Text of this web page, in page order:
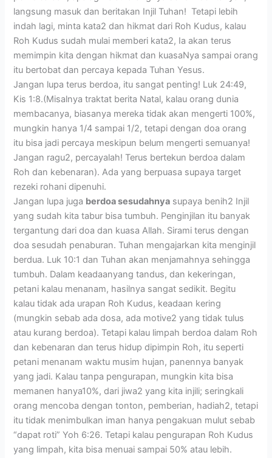
langsung masuk dan beritakan Injil Tuhan! Tetapi lebih
indah lagi, minta kata2 dan hikmat dari Roh Kudus, kalau
Roh Kudus sudah mulai memberi kata2, Ia akan terus
memimpin kita dengan hikmat dan kuasaNya sampai orang
itu bertobat dan percaya kepada Tuhan Yesus.
Jangan lupa terus berdoa, itu sangat penting! Luk 24:49,
Kis 1:8.(Misalnya traktat berita Natal, kalau orang dunia
membacanya, biasanya mereka tidak akan mengerti 100%,
mungkin hanya 1/4 sampai 1/2, tetapi dengan doa orang
itu bisa jadi percaya meskipun belum mengerti semuanya!
Jangan ragu2, percayalah! Terus bertekun berdoa dalam
Roh dan kebenaran). Ada yang berpuasa supaya target
rezeki rohani dipenuhi.
Jangan lupa juga berdoa sesudahnya supaya benih2 Injil
yang sudah kita tabur bisa tumbuh. Penginjilan itu banyak
tergantung dari doa dan kuasa Allah. Sirami terus dengan
doa sesudah penaburan. Tuhan mengajarkan kita menginjil
berdua. Luk 10:1 dan Tuhan akan menjamahnya sehingga
tumbuh. Dalam keadaanyang tandus, dan kekeringan,
petani kalau menanam, hasilnya sangat sedikit. Begitu
kalau tidak ada urapan Roh Kudus, keadaan kering
(mungkin sebab ada dosa, ada motive2 yang tidak tulus
atau kurang berdoa). Tetapi kalau limpah berdoa dalam Roh
dan kebenaran dan terus hidup dipimpin Roh, itu seperti
petani menanam waktu musim hujan, panennya banyak
yang jadi. Kalau tanpa pengurapan, mungkin kita bisa
memanen hanya10%, dari jiwa2 yang kita injili; seringkali
orang mencoba dengan tonton, pemberian, hadiah2, tetapi
itu tidak menimbulkan iman hanya pengakuan mulut sebab
“dapat roti” Yoh 6:26. Tetapi kalau pengurapan Roh Kudus
yang limpah, kita bisa menuai sampai 50% atau lebih.